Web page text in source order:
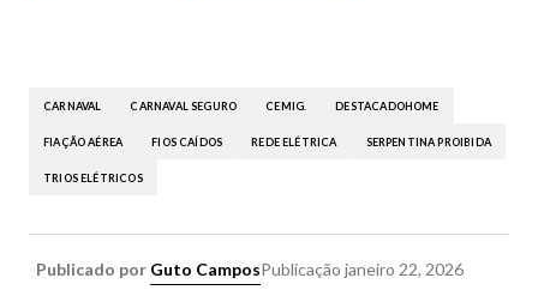
CARNAVAL CARNAVAL SEGURO CEMIG. DESTACADOHOME
FIAÇÃO AÉREA FIOS CAÍDOS REDE ELÉTRICA SERPENTINA PROIBIDA
TRIOS ELÉTRICOS
Publicado por Guto CamposPublicação janeiro 22, 2026